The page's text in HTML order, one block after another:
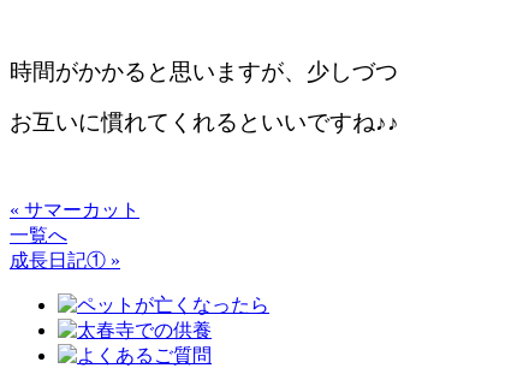
時間がかかると思いますが、少しづつ
お互いに慣れてくれるといいですね♪♪
« サマーカット
一覧へ
成長日記① »